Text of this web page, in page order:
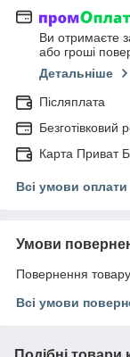
Ви отримаєте
або гроші
Детальніше
Післяплата
Карта Приват
Всі умови оплати
Умови
Повернення
Всі умови